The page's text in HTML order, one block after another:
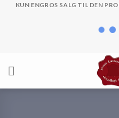
KUN ENGROS SALG TIL DEN